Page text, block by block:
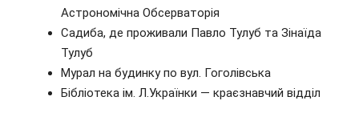
Астрономічна Обсерваторія
Садиба, де проживали Павло Тулуб та Зінаїда
Тулуб
Мурал на будинку по вул. Гоголівська
Бібліотека ім. Л.Українки — краєзнавчий відділ